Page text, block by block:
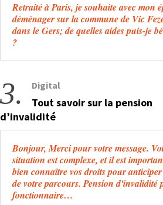
Retraité à Paris, je souhaite avec mon
déménager sur la commune de Vic
dans le Gers; de quelles aides puis-je
?
3. Digital
Tout savoir sur la pension
d’invalidité
Bonjour, Merci pour votre message.
situation est complexe, et il est
bien connaître vos droits pour
de votre parcours. Pension d'invalidité
fonctionnaire…